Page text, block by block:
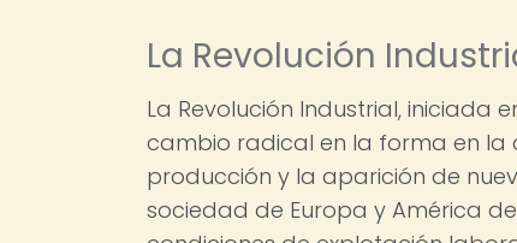
La Revolución
La Revolución Industrial, iniciada
cambio radical en la forma en la
producción y la aparición de
sociedad de Europa y América